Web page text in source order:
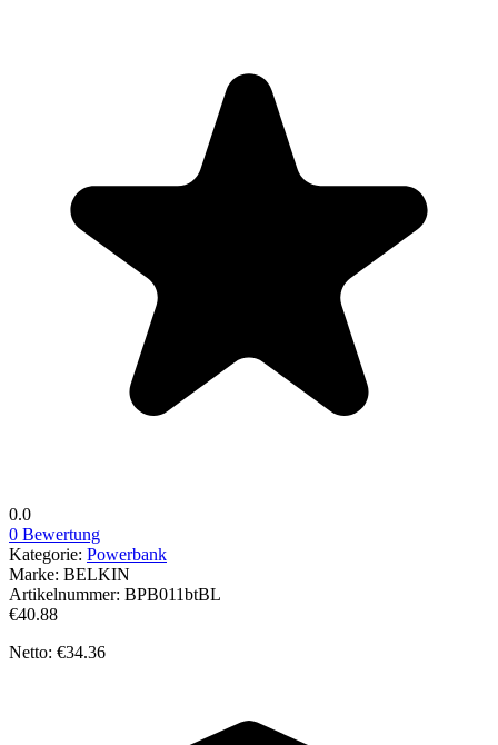
0.0
0 Bewertung
Kategorie: Powerbank
Marke: BELKIN
Artikelnummer: BPB011btBL
€40.88
Netto: €34.36